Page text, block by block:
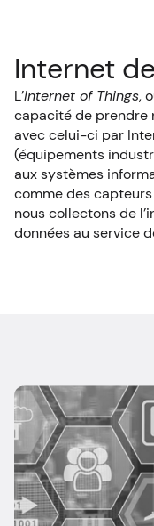
Internet
L’Internet of Things,
capacité de prendre
avec celui-ci par
(équipements
aux systèmes
comme des
nous collectons de
données au service